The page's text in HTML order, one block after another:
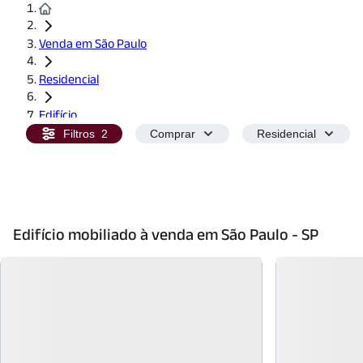
Venda em São Paulo
Residencial
Edifício
Filtros 2 Comprar Residencial
Edifício mobiliado à venda em São Paulo - SP